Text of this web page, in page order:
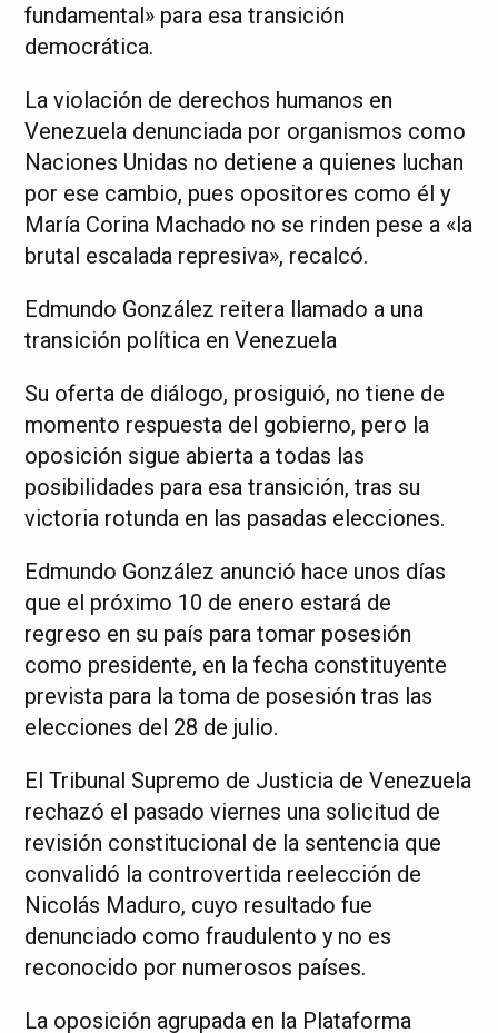
fundamental» para esa transición
democrática.
La violación de derechos humanos en
Venezuela denunciada por organismos como
Naciones Unidas no detiene a quienes luchan
por ese cambio, pues opositores como él y
María Corina Machado no se rinden pese a «la
brutal escalada represiva», recalcó.
Edmundo González reitera llamado a una
transición política en Venezuela
Su oferta de diálogo, prosiguió, no tiene de
momento respuesta del gobierno, pero la
oposición sigue abierta a todas las
posibilidades para esa transición, tras su
victoria rotunda en las pasadas elecciones.
Edmundo González anunció hace unos días
que el próximo 10 de enero estará de
regreso en su país para tomar posesión
como presidente, en la fecha constituyente
prevista para la toma de posesión tras las
elecciones del 28 de julio.
El Tribunal Supremo de Justicia de Venezuela
rechazó el pasado viernes una solicitud de
revisión constitucional de la sentencia que
convalidó la controvertida reelección de
Nicolás Maduro, cuyo resultado fue
denunciado como fraudulento y no es
reconocido por numerosos países.
La oposición agrupada en la Plataforma